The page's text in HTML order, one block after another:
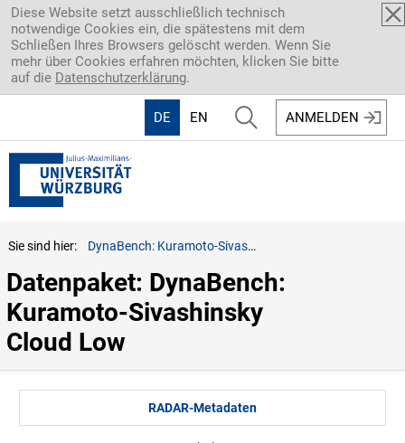
Direkt zum Inhalt
Diese Website setzt ausschließlich technisch
notwendige Cookies ein, die spätestens mit dem
Schließen Ihres Browsers gelöscht werden. Wenn Sie
mehr über Cookies erfahren möchten, klicken Sie bitte
auf die Datenschutzerklärung.
DE EN ANMELDEN
Sie sind hier: DynaBench: Kuramoto-Sivashinsky Cloud Low
Datenpaket: DynaBench:
Kuramoto-Sivashinsky
Cloud Low
RADAR-Metadaten